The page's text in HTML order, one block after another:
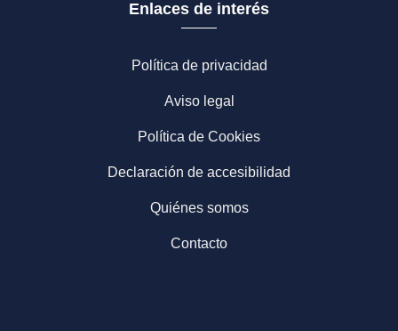
Enlaces de interés
Política de privacidad
Aviso legal
Política de Cookies
Declaración de accesibilidad
Quiénes somos
Contacto